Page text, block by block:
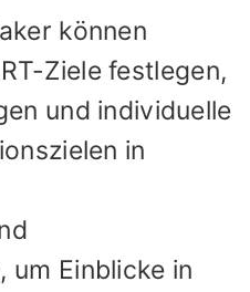
können
Ziele festlegen,
und individuelle
in
um Einblicke in